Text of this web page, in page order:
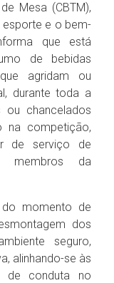
Mesa (CBTM),
e o bem-
que está
de bebidas
agridam ou
durante toda a
ou chancelados
na competição,
de serviço de
membros da
momento de
dos
seguro,
alinhando-se às
de conduta no